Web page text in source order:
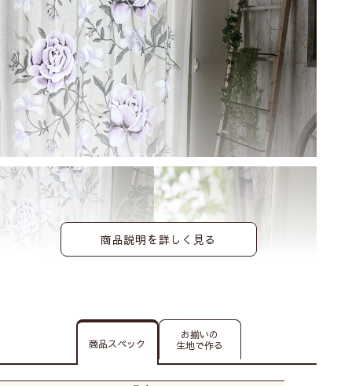
商品説明を詳しく見る
商品スペック
お揃いの
生地で作る